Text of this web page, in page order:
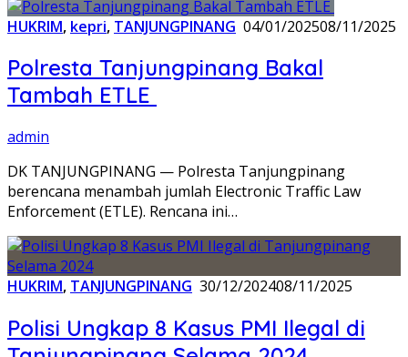
HUKRIM, kepri, TANJUNGPINANG 04/01/202508/11/2025
Polresta Tanjungpinang Bakal
Tambah ETLE
admin
DK TANJUNGPINANG — Polresta Tanjungpinang
berencana menambah jumlah Electronic Traffic Law
Enforcement (ETLE). Rencana ini…
HUKRIM, TANJUNGPINANG 30/12/202408/11/2025
Polisi Ungkap 8 Kasus PMI Ilegal di